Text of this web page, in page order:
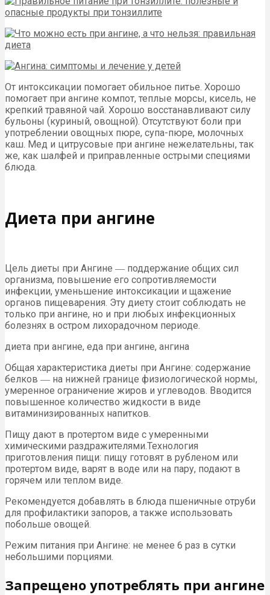
От интоксикации помогает обильное питье. Хорошо
помогает при ангине компот, теплые морсы, кисель, не
крепкий травяной чай. Хорошо восстанавливают силу
бульоны (куриный, овощной). Отсутствуют боли при
употреблении овощных пюре, супа-пюре, молочных
каш. Мед и цитрусовые при ангине нежелательны, так
же, как шалфей и приправленные острыми специями
блюда.
Диета при ангине
Цель диеты при Ангине ― поддержание общих сил
организма, повышение его сопротивляемости
инфекции, уменьшение интоксикации и щажение
органов пищеварения. Эту диету стоит соблюдать не
только при ангине, но и при любых инфекционных
болезнях в остром лихорадочном периоде.
диета при ангине, еда при ангине, ангина
Общая характеристика диеты при Ангине: содержание
белков ― на нижней границе физиологической нормы,
умеренное ограничение жиров и углеводов. Вводится
повышенное количество жидкости в виде
витаминизированных напитков.
Пищу дают в протертом виде с умеренными
химическими раздражителями.Технология
приготовления пищи: пищу готовят в рубленом или
протертом виде, варят в воде или на пару, подают в
горячем или теплом виде.
Рекомендуется добавлять в блюда пшеничные отруби
для профилактики запоров, а также использовать
побольше овощей.
Режим питания при Ангине: не менее 6 раз в сутки
небольшими порциями.
Запрещено употреблять при ангине